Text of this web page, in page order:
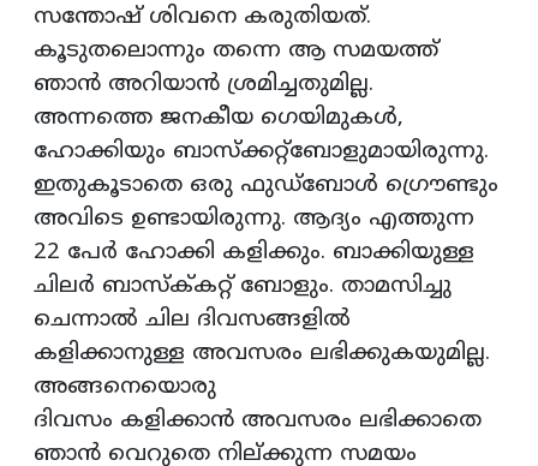
സന്തോഷ് ശിവനെ കരുതിയത്.
കൂടുതലൊന്നും തന്നെ ആ സമയത്ത്
ഞാൻ അറിയാൻ ശ്രമിച്ചതുമില്ല.
അന്നത്തെ ജനകീയ ഗെയിമുകൾ,
ഹോക്കിയും ബാസ്ക്കറ്റ്ബോളുമായിരുന്നു.
ഇതുകൂടാതെ ഒരു ഫുഡ്ബോൾ ഗ്രൌണ്ടും
അവിടെ ഉണ്ടായിരുന്നു. ആദ്യം എത്തുന്ന
22 പേർ ഹോക്കി കളിക്കും. ബാക്കിയുള്ള
ചിലർ ബാസ്ക്‌കറ്റ് ബോളും. താമസിച്ചു
ചെന്നാൽ ചില ദിവസങ്ങളിൽ
കളിക്കാനുള്ള അവസരം ലഭിക്കുകയുമില്ല.
അങ്ങനെയൊരു
ദിവസം കളിക്കാൻ അവസരം ലഭിക്കാതെ
ഞാൻ വെറുതെ നില്ക്കുന്ന സമയം